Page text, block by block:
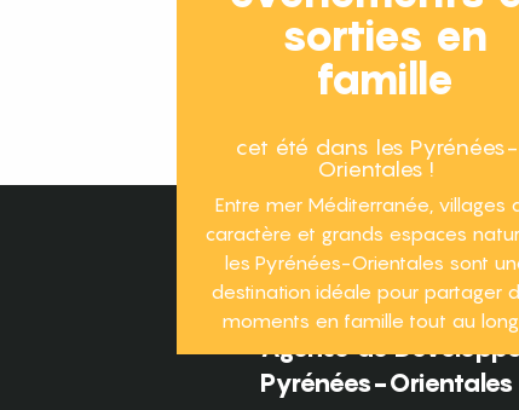
sorties en
famille
cet été dans les Pyrénées-
Orientales !
Entre mer Méditerranée, villages
caractère et grands espaces
les Pyrénées-Orientales sont
destination idéale pour partager
moments en famille tout au
Agence de
Pyrénées-Orientales